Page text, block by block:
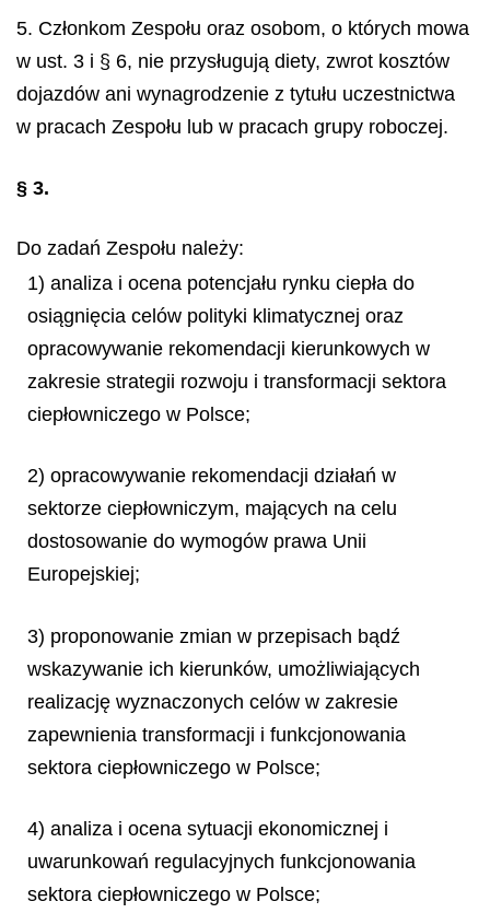
5. Członkom Zespołu oraz osobom, o których mowa
w ust. 3 i § 6, nie przysługują diety, zwrot kosztów
dojazdów ani wynagrodzenie z tytułu uczestnictwa
w pracach Zespołu lub w pracach grupy roboczej.
§ 3.
Do zadań Zespołu należy:
1) analiza i ocena potencjału rynku ciepła do
osiągnięcia celów polityki klimatycznej oraz
opracowywanie rekomendacji kierunkowych w
zakresie strategii rozwoju i transformacji sektora
ciepłowniczego w Polsce;
2) opracowywanie rekomendacji działań w
sektorze ciepłowniczym, mających na celu
dostosowanie do wymogów prawa Unii
Europejskiej;
3) proponowanie zmian w przepisach bądź
wskazywanie ich kierunków, umożliwiających
realizację wyznaczonych celów w zakresie
zapewnienia transformacji i funkcjonowania
sektora ciepłowniczego w Polsce;
4) analiza i ocena sytuacji ekonomicznej i
uwarunkowań regulacyjnych funkcjonowania
sektora ciepłowniczego w Polsce;